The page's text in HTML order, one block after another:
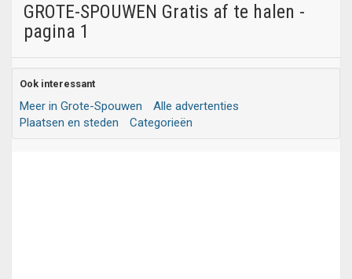
GROTE-SPOUWEN Gratis af te halen -
pagina 1
Ook interessant
Meer in Grote-Spouwen
Alle advertenties
Plaatsen en steden
Categorieën